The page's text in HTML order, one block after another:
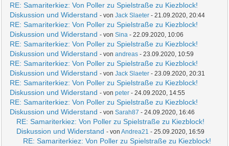
RE: Samariterkiez: Von Poller zu Spielstraße zu Kiezblock!
Diskussion und Widerstand - vonJack Slaeter - 21.09.2020, 20:44
RE: Samariterkiez: Von Poller zu Spielstraße zu Kiezblock!
Diskussion und Widerstand - vonSina - 22.09.2020, 10:06
RE: Samariterkiez: Von Poller zu Spielstraße zu Kiezblock!
Diskussion und Widerstand - vonandreas - 23.09.2020, 10:59
RE: Samariterkiez: Von Poller zu Spielstraße zu Kiezblock!
Diskussion und Widerstand - vonJack Slaeter - 23.09.2020, 20:31
RE: Samariterkiez: Von Poller zu Spielstraße zu Kiezblock!
Diskussion und Widerstand - vonpeter - 24.09.2020, 14:55
RE: Samariterkiez: Von Poller zu Spielstraße zu Kiezblock!
Diskussion und Widerstand - vonSarah87 - 24.09.2020, 16:46
RE: Samariterkiez: Von Poller zu Spielstraße zu Kiezblock!
Diskussion und Widerstand - vonAndrea21 - 25.09.2020, 16:59
RE: Samariterkiez: Von Poller zu Spielstraße zu Kiezblock!